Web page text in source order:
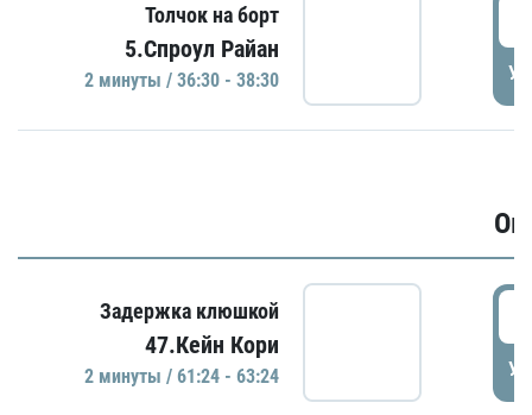
Толчок на борт
5.Спроул Райан
2 минуты / 36:30 - 38:30
Задержка клюшкой
47.Кейн Кори
2 минуты / 61:24 - 63:24